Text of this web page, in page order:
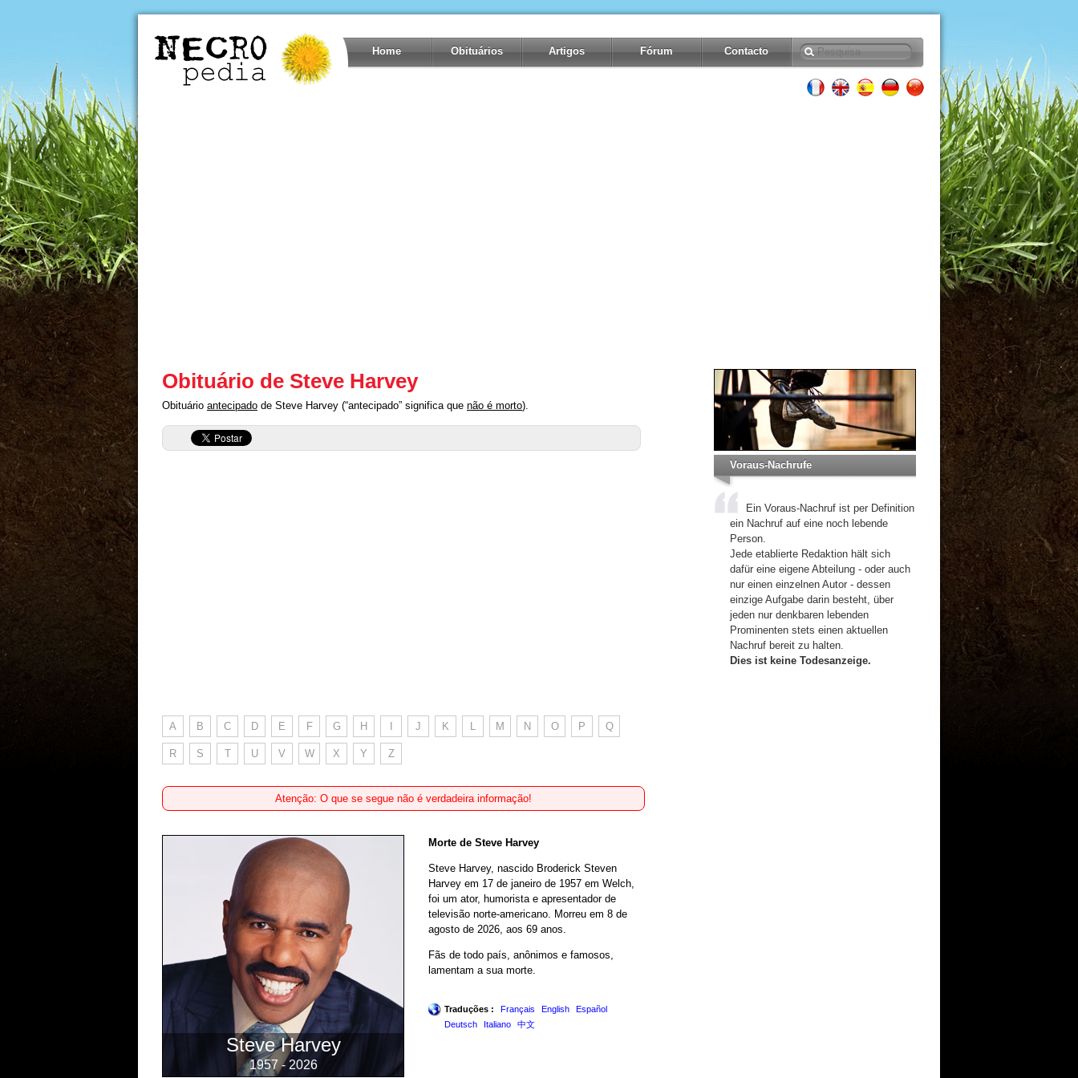
Home Obituários Artigos Fórum Contacto
Obituário de Steve Harvey
Obituário antecipado de Steve Harvey (“antecipado” significa que não é morto).
A B C D E F G H J K L M N O P Q
R S T U V W X Y Z
Atenção: O que se segue não é verdadeira informação!
Steve Harvey
1957 - 2026
Morte de Steve Harvey
Steve Harvey, nascido Broderick Steven
Harvey em 17 de janeiro de 1957 em Welch,
foi um ator, humorista e apresentador de
televisão norte-americano. Morreu em 8 de
agosto de 2026, aos 69 anos.
Fãs de todo país, anônimos e famosos,
lamentam a sua morte.
Traduções : Français English
Español
Deutsch
Italiano 中文
Voraus-Nachrufe
Ein Voraus-Nachruf ist per Definition
ein Nachruf auf eine noch lebende
Person.
Jede etablierte Redaktion hält sich
dafür eine eigene Abteilung - oder auch
nur einen einzelnen Autor - dessen
einzige Aufgabe darin besteht, über
jeden nur denkbaren lebenden
Prominenten stets einen aktuellen
Nachruf bereit zu halten.
Dies ist keine Todesanzeige.